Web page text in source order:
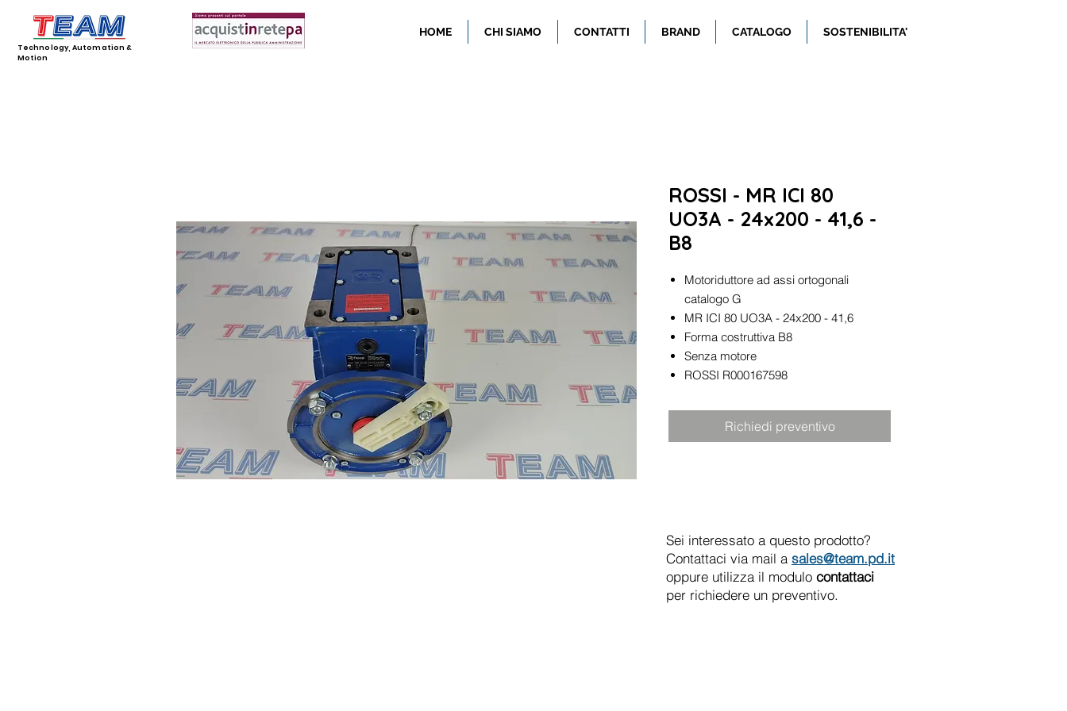
Technology, Automation &
Motion
HOME CHI SIAMO CONTATTI BRAND CATALOGO SOSTENIBILITA'
ROSSI - MR ICI 80
UO3A - 24x200 - 41,6 -
B8
Motoriduttore ad assi ortogonali
catalogo G
MR ICI 80 UO3A - 24x200 - 41,6
Forma costruttiva B8
Senza motore
ROSSI R000167598
Richiedi preventivo
Sei interessato a questo prodotto?
Contattaci via mail a sales@team.pd.it
oppure utilizza il modulo contattaci
per richiedere un preventivo.